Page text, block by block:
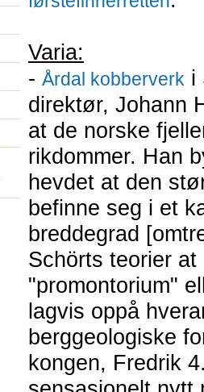
Varia:
- Årdal kobberverk i
direktør, Johann
at de norske
rikdommer. Han
hevdet at den
befinne seg i et
breddegrad
Schörts teorier
"promontorium"
lagvis oppå
berggeologiske
kongen, Fredrik